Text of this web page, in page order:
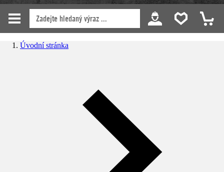
Úvodní stránka